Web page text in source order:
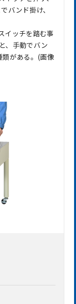
バンド掛け、
イッチを踏む事
、手動でバン
類がある。(画像